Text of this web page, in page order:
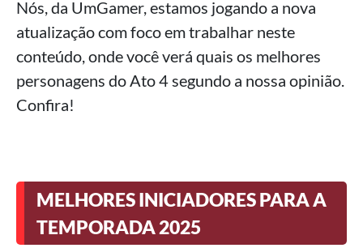
Nós, da UmGamer, estamos jogando a nova
atualização com foco em trabalhar neste
conteúdo, onde você verá quais os melhores
personagens do Ato 4 segundo a nossa opinião.
Confira!
MELHORES INICIADORES PARA A
TEMPORADA 2025